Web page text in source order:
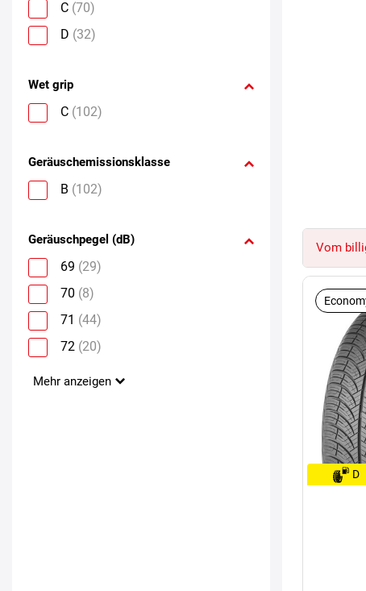
C (70)
D (32)
Wet grip
C (102)
Geräuschemissionsklasse
B (102)
Geräuschpegel (dB)
69 (29)
70 (8)
71 (44)
72 (20)
Mehr anzeigen
Vom
D